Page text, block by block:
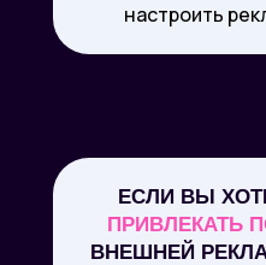
настроить
ЕСЛИ ВЫ
ПРИВЛЕКАТЬ
ВНЕШНЕЙ